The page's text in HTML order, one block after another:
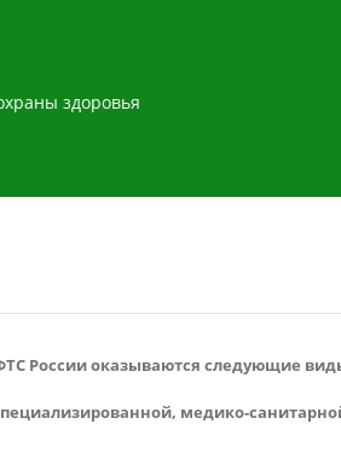
здоровья
России оказываются следующие
медико-